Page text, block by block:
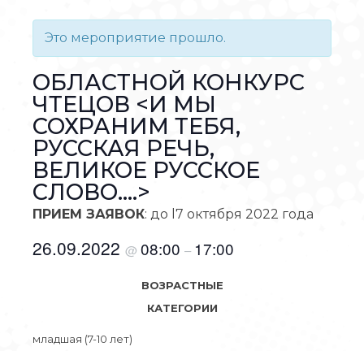
Это мероприятие прошло.
ОБЛАСТНОЙ КОНКУРС
ЧТЕЦОВ <И МЫ
СОХРАНИМ ТЕБЯ,
РУССКАЯ РЕЧЬ,
ВЕЛИКОЕ РУССКОЕ
СЛОВО....>
ПРИЕМ ЗАЯВОК: до l7 октября 2022 года
26.09.2022 @ 08:00 – 17:00
ВОЗРАСТНЫЕ
КАТЕГОРИИ
младшая (7-10 лет)